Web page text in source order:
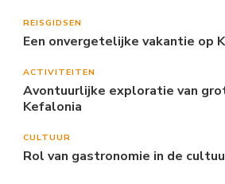
REISGIDSEN
Een onvergetelijke vakantie op
ACTIVITEITEN
Avontuurlijke exploratie van
Kefalonia
CULTUUR
Rol van gastronomie in de